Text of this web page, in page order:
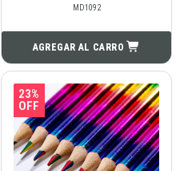
MD1092
AGREGAR AL CARRO
23%
OFF